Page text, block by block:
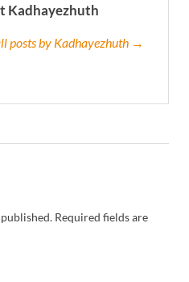
Kadhayezhuth
posts by Kadhayezhuth →
Required fields are